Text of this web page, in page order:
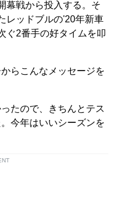
幕戦から投入する。そ
レッドブルの'20年新車
ぐ2番手の好タイムを叩
らこんなメッセージを
たので、きちんとテス
今年はいいシーズンを